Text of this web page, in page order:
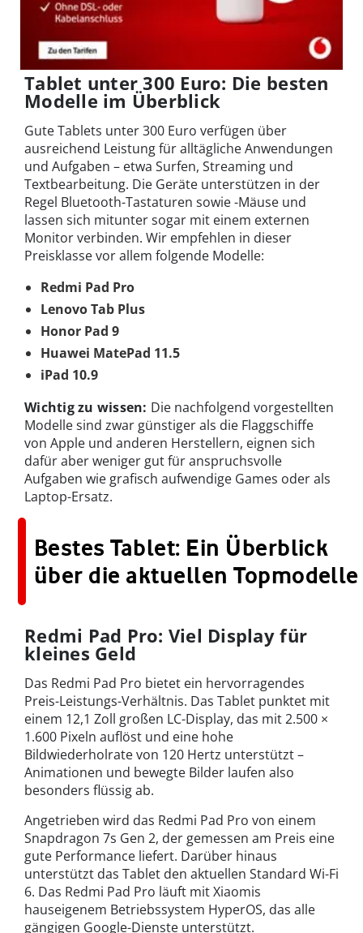
Tablet unter 300 Euro: Die besten
Modelle im Überblick
Gute Tablets unter 300 Euro verfügen über
ausreichend Leistung für alltägliche Anwendungen
und Aufgaben – etwa Surfen, Streaming und
Textbearbeitung. Die Geräte unterstützen in der
Regel Bluetooth-Tastaturen sowie -Mäuse und
lassen sich mitunter sogar mit einem externen
Monitor verbinden. Wir empfehlen in dieser
Preisklasse vor allem folgende Modelle:
Redmi Pad Pro
Lenovo Tab Plus
Honor Pad 9
Huawei MatePad 11.5
iPad 10.9
Wichtig zu wissen: Die nachfolgend vorgestellten
Modelle sind zwar günstiger als die Flaggschiffe
von Apple und anderen Herstellern, eignen sich
dafür aber weniger gut für anspruchsvolle
Aufgaben wie grafisch aufwendige Games oder als
Laptop-Ersatz.
Bestes Tablet: Ein Überblick
über die aktuellen Topmodelle
Redmi Pad Pro: Viel Display für
kleines Geld
Das Redmi Pad Pro bietet ein hervorragendes
Preis-Leistungs-Verhältnis. Das Tablet punktet mit
einem 12,1 Zoll großen LC-Display, das mit 2.500 ×
1.600 Pixeln auflöst und eine hohe
Bildwiederholrate von 120 Hertz unterstützt –
Animationen und bewegte Bilder laufen also
besonders flüssig ab.
Angetrieben wird das Redmi Pad Pro von einem
Snapdragon 7s Gen 2, der gemessen am Preis eine
gute Performance liefert. Darüber hinaus
unterstützt das Tablet den aktuellen Standard Wi-Fi
6. Das Redmi Pad Pro läuft mit Xiaomis
hauseigenem Betriebssystem HyperOS, das alle
gängigen Google-Dienste unterstützt.